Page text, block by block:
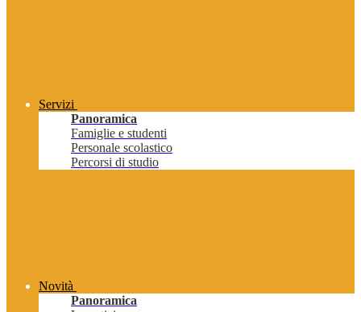
Servizi
Panoramica
Famiglie e studenti
Personale scolastico
Percorsi di studio
Novità
Panoramica